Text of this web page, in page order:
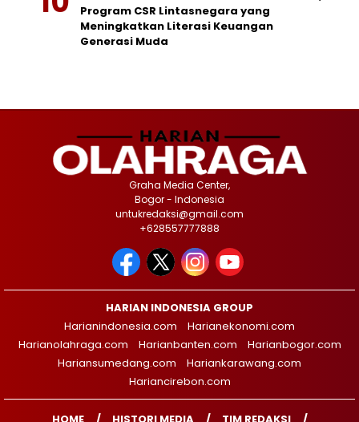
Program CSR Lintasnegara yang
Meningkatkan Literasi Keuangan
Generasi Muda
Graha Media Center,
Bogor - Indonesia
untukredaksi@gmail.com
+628557777888
HARIAN INDONESIA GROUP
Harianindonesia.com
Harianekonomi.com
Harianolahraga.com
Harianbanten.com
Harianbogor.com
Hariansumedang.com
Hariankarawang.com
Hariancirebon.com